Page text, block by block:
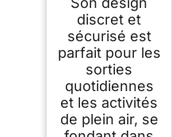
discret et
sécurisé est
parfait pour les
sorties
quotidiennes
et les activités
de plein air, se